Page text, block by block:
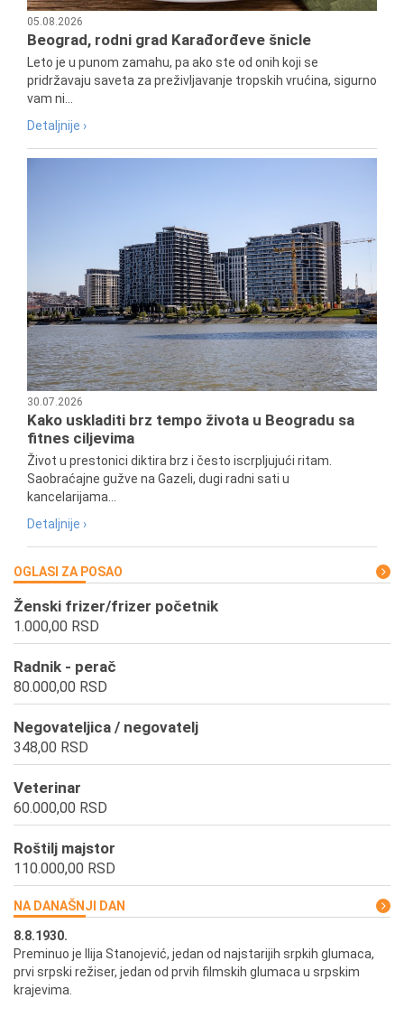
05.08.2026
Beograd, rodni grad Karađorđeve šnicle
Leto je u punom zamahu, pa ako ste od onih koji se
pridržavaju saveta za preživljavanje tropskih vrućina, sigurno
vam ni...
Detaljnije ›
30.07.2026
Kako uskladiti brz tempo života u Beogradu sa
fitnes ciljevima
Život u prestonici diktira brz i često iscrpljujući ritam.
Saobraćajne gužve na Gazeli, dugi radni sati u
kancelarijama...
Detaljnije ›
OGLASI ZA POSAO
Ženski frizer/frizer početnik
1.000,00 RSD
Radnik - perač
80.000,00 RSD
Negovateljica / negovatelj
348,00 RSD
Veterinar
60.000,00 RSD
Roštilj majstor
110.000,00 RSD
NA DANAŠNJI DAN
8.8.1930.
Preminuo je Ilija Stanojević, jedan od najstarijih srpkih glumaca,
prvi srpski režiser, jedan od prvih filmskih glumaca u srpskim
krajevima.